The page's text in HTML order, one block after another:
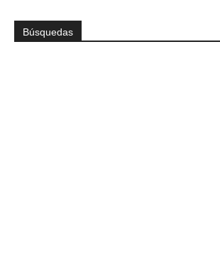
Búsquedas